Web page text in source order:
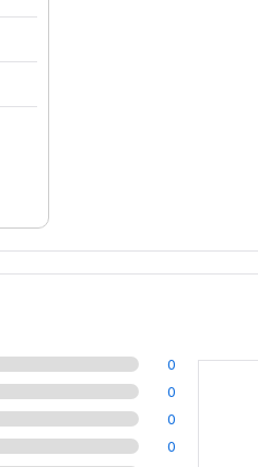
0
0
0
0